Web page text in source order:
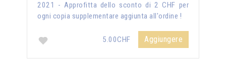
2021 - Approfitta dello sconto di 2 CHF per
ogni copia supplementare aggiunta all'ordine !
5.00CHF Aggiungere